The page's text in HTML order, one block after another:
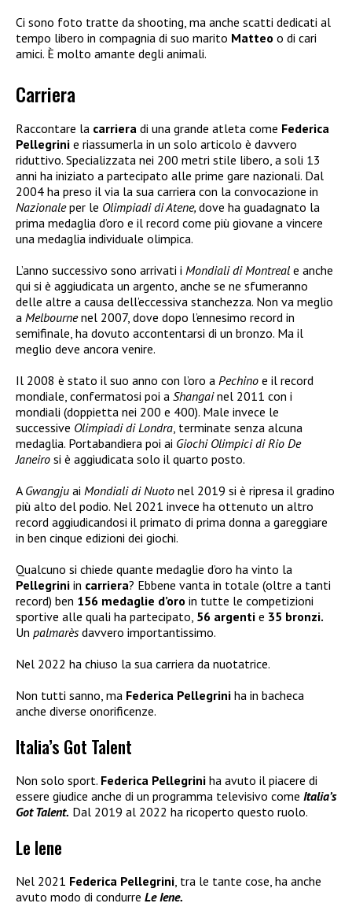
Ci sono foto tratte da shooting, ma anche scatti dedicati al
tempo libero in compagnia di suo marito Matteo o di cari
amici. È molto amante degli animali.
Carriera
Raccontare la carriera di una grande atleta come Federica
Pellegrini e riassumerla in un solo articolo è davvero
riduttivo. Specializzata nei 200 metri stile libero, a soli 13
anni ha iniziato a partecipato alle prime gare nazionali. Dal
2004 ha preso il via la sua carriera con la convocazione in
Nazionaleper le Olimpiadi di Atene, dove ha guadagnato la
prima medaglia d’oro e il record come più giovane a vincere
una medaglia individuale olimpica.
L’anno successivo sono arrivati i Mondiali di Montreal e anche
qui si è aggiudicata un argento, anche se ne sfumeranno
delle altre a causa dell’eccessiva stanchezza. Non va meglio
a Melbournenel 2007, dove dopo l’ennesimo record in
semifinale, ha dovuto accontentarsi di un bronzo. Ma il
meglio deve ancora venire.
Il 2008 è stato il suo anno con l’oro a Pechino e il record
mondiale, confermatosi poi a Shangainel 2011 con i
mondiali (doppietta nei 200 e 400). Male invece le
successive Olimpiadi di Londra , terminate senza alcuna
medaglia. Portabandiera poi ai Giochi Olimpici di Rio De
Janeiro si è aggiudicata solo il quarto posto.
A Gwangju ai Mondiali di Nuoto nel 2019 si è ripresa il gradino
più alto del podio. Nel 2021 invece ha ottenuto un altro
record aggiudicandosi il primato di prima donna a gareggiare
in ben cinque edizioni dei giochi.
Qualcuno si chiede quante medaglie d’oro ha vinto la
Pellegrini in carriera? Ebbene vanta in totale (oltre a tanti
record) ben 156 medaglie d’oro in tutte le competizioni
sportive alle quali ha partecipato, 56 argenti e 35 bronzi.
Un palmarèsdavvero importantissimo.
Nel 2022 ha chiuso la sua carriera da nuotatrice.
Non tutti sanno, ma Federica Pellegrini ha in bacheca
anche diverse onorificenze.
Italia’s Got Talent
Non solo sport. Federica Pellegrini ha avuto il piacere di
essere giudice anche di un programma televisivo come Italia’s
Got Talent. Dal 2019 al 2022 ha ricoperto questo ruolo.
Le Iene
Nel 2021 Federica Pellegrini, tra le tante cose, ha anche
avuto modo di condurre Le Iene.